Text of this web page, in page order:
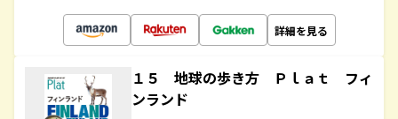
詳細を見る
１５ 地球の歩き方 Ｐｌａｔ フィ
ンランド